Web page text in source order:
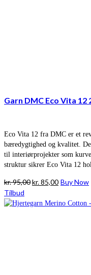
Garn DMC Eco Vita 12
Eco Vita 12 fra DMC er et
bæredygtighed og kvalitet.
til interiørprojekter som
struktur sikrer Eco Vita 12
kr.95,00Den
pris
kr.85,00Den
pris
Buy Now
Tilbud